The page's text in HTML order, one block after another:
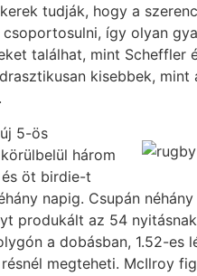
tudják, hogy a
csoportosulni, így olyan
találhat, mint Scheffler
kisebbek, mint
5-ös
három
öt birdie-t
napig. Csupán
produkált az 54
a dobásban, 1.52-es
megteheti. McIlroy